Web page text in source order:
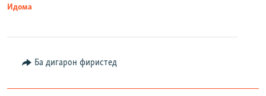
Идома
Ба дигарон фиристед